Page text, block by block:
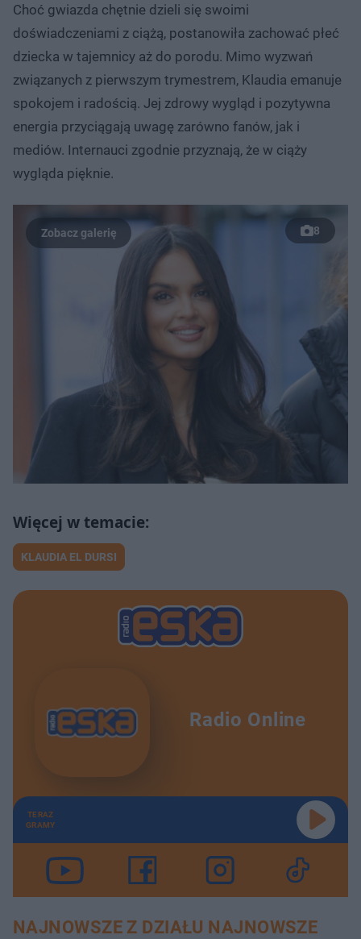
Choć gwiazda chętnie dzieli się swoimi
doświadczeniami z ciążą, postanowiła zachować płeć
dziecka w tajemnicy aż do porodu. Mimo wyzwań
związanych z pierwszym trymestrem, Klaudia emanuje
spokojem i radością. Jej zdrowy wygląd i pozytywna
energia przyciągają uwagę zarówno fanów, jak i
mediów. Internauci zgodnie przyznają, że w ciąży
wygląda pięknie.
8
KLAUDIA EL DURSI
Radio Online
TERAZ
GRAMY
NAJNOWSZE Z DZIAŁU NAJNOWSZE